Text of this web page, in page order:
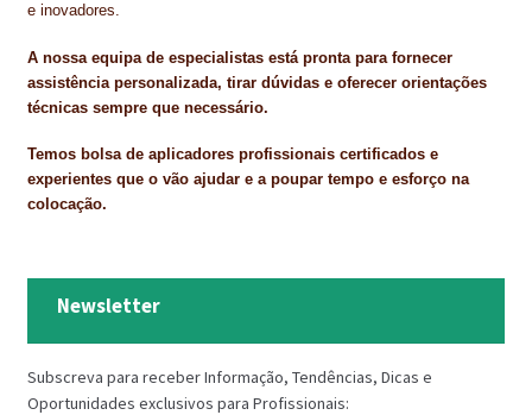
e inovadores.
A nossa equipa de especialistas está pronta para fornecer
assistência personalizada, tirar dúvidas e oferecer orientações
técnicas sempre que necessário.
Temos bolsa de aplicadores profissionais certificados e
experientes que o vão ajudar e a poupar tempo e esforço na
colocação.
Newsletter
Subscreva para receber Informação, Tendências, Dicas e
Oportunidades exclusivos para Profissionais: